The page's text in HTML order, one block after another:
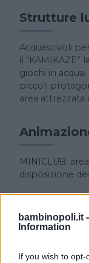
bambinopoli.it -
Information
If you wish to
Strutture
Acquascivoli
il
giochi in
piccoli
area attrezzata
MINICLUB:
disposizione